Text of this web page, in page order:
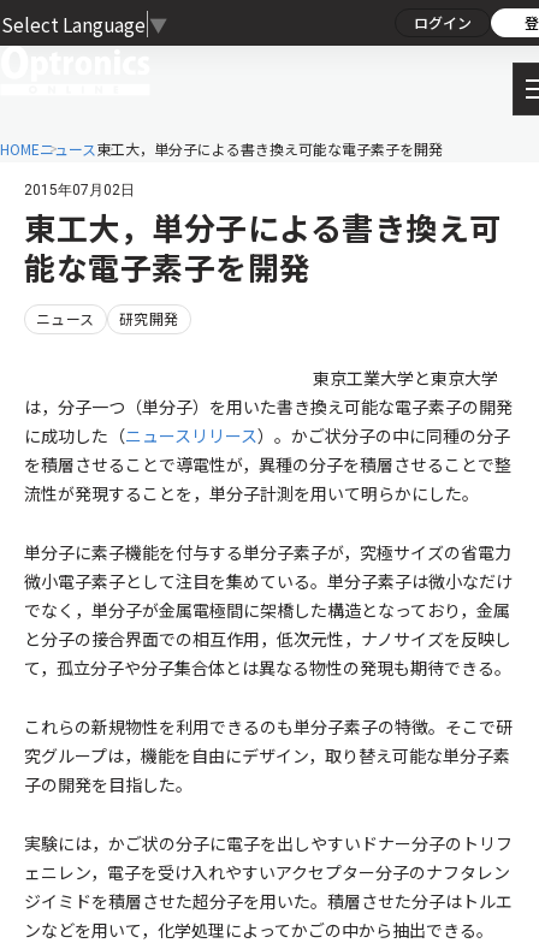
Select Language ▼ ログイン
HOMEニュース東工大，単分子による書き換え可能な電子素子を開発
2015年07月02日
東工大，単分子による書き換え可
能な電子素子を開発
ニュース 研究開発
東京工業大学と東京大学
は，分子一つ（単分子）を用いた書き換え可能な電子素子の開発
に成功した（ニュースリリース）。かご状分子の中に同種の分子
を積層させることで導電性が，異種の分子を積層させることで整
流性が発現することを，単分子計測を用いて明らかにした。
単分子に素子機能を付与する単分子素子が，究極サイズの省電力
微小電子素子として注目を集めている。単分子素子は微小なだけ
でなく，単分子が金属電極間に架橋した構造となっており，金属
と分子の接合界面での相互作用，低次元性，ナノサイズを反映し
て，孤立分子や分子集合体とは異なる物性の発現も期待できる。
これらの新規物性を利用できるのも単分子素子の特徴。そこで研
究グループは，機能を自由にデザイン，取り替え可能な単分子素
子の開発を目指した。
実験には，かご状の分子に電子を出しやすいドナー分子のトリフ
ェニレン，電子を受け入れやすいアクセプター分子のナフタレン
ジイミドを積層させた超分子を用いた。積層させた分子はトルエ
ンなどを用いて，化学処理によってかごの中から抽出できる。